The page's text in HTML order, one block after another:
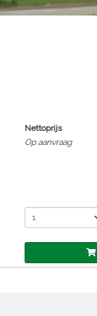
Nettoprijs
Op aanvraag